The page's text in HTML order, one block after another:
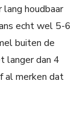
houdbaar
echt wel 5-6
buiten de
langer dan 4
al merken dat